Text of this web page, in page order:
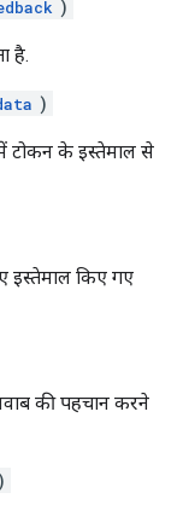
)
है.
)
टोकन के इस्तेमाल से
इस्तेमाल किए गए
की पहचान करने
)